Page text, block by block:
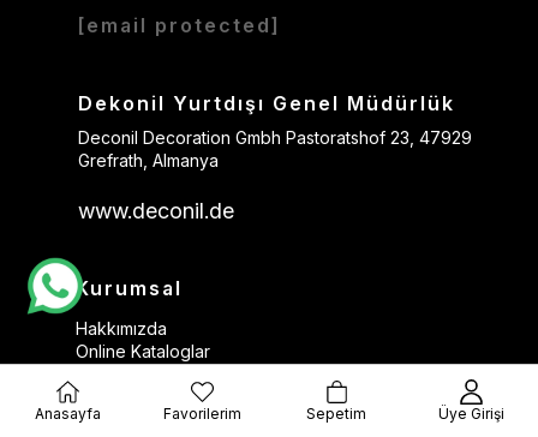
[email protected]
Dekonil Yurtdışı Genel Müdürlük
Deconil Decoration Gmbh Pastoratshof 23, 47929
Grefrath, Almanya
www.deconil.de
Kurumsal
Hakkımızda
Online Kataloglar
Sipariş Takibi
KVKK
Anasayfa Favorilerim Sepetim Üye Girişi